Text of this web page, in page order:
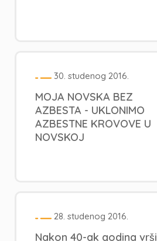
30. studenog 2016.
MOJA NOVSKA BEZ
AZBESTA - UKLONIMO
AZBESTNE KROVOVE U
NOVSKOJ
28. studenog 2016.
Nakon 40-ak godina vrši